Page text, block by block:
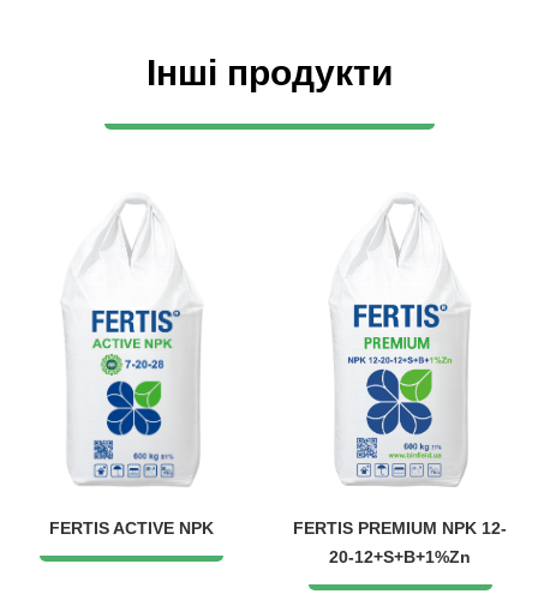
Інші продукти
FERTIS ACTIVE NPK
FERTIS PREMIUM NPK 12-
20-12+S+B+1%Zn